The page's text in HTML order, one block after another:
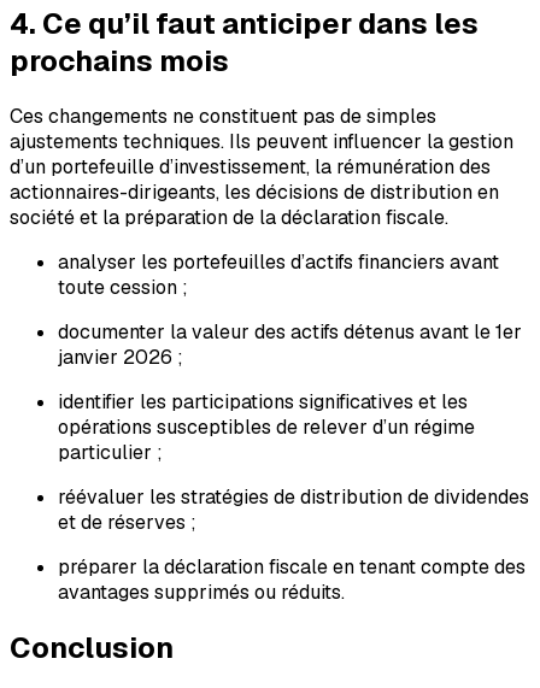
4. Ce qu’il faut anticiper dans les
prochains mois
Ces changements ne constituent pas de simples
ajustements techniques. Ils peuvent influencer la gestion
d’un portefeuille d’investissement, la rémunération des
actionnaires-dirigeants, les décisions de distribution en
société et la préparation de la déclaration fiscale.
analyser les portefeuilles d’actifs financiers avant
toute cession ;
documenter la valeur des actifs détenus avant le 1er
janvier 2026 ;
identifier les participations significatives et les
opérations susceptibles de relever d’un régime
particulier ;
réévaluer les stratégies de distribution de dividendes
et de réserves ;
préparer la déclaration fiscale en tenant compte des
avantages supprimés ou réduits.
Conclusion